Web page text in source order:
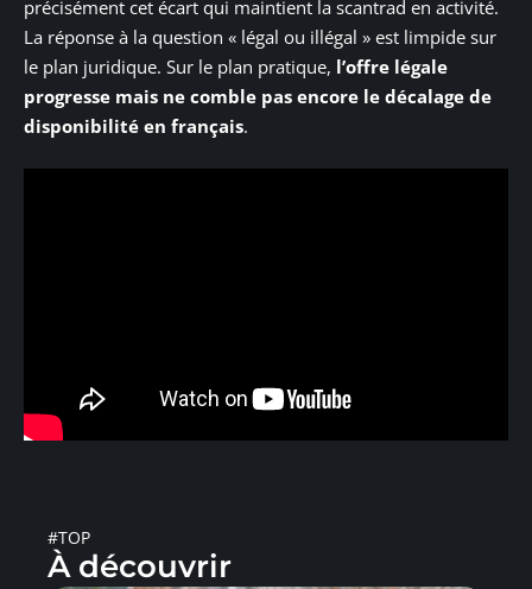
précisément cet écart qui maintient la scantrad en activité.
La réponse à la question « légal ou illégal » est limpide sur
le plan juridique. Sur le plan pratique, l’offre légale
progresse mais ne comble pas encore le décalage de
disponibilité en français.
#TOP
À découvrir